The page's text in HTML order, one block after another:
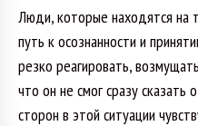
Люди, которые находятся на
путь к осознанности и
резко реагировать,
что он не смог сразу
сторон в этой ситуации